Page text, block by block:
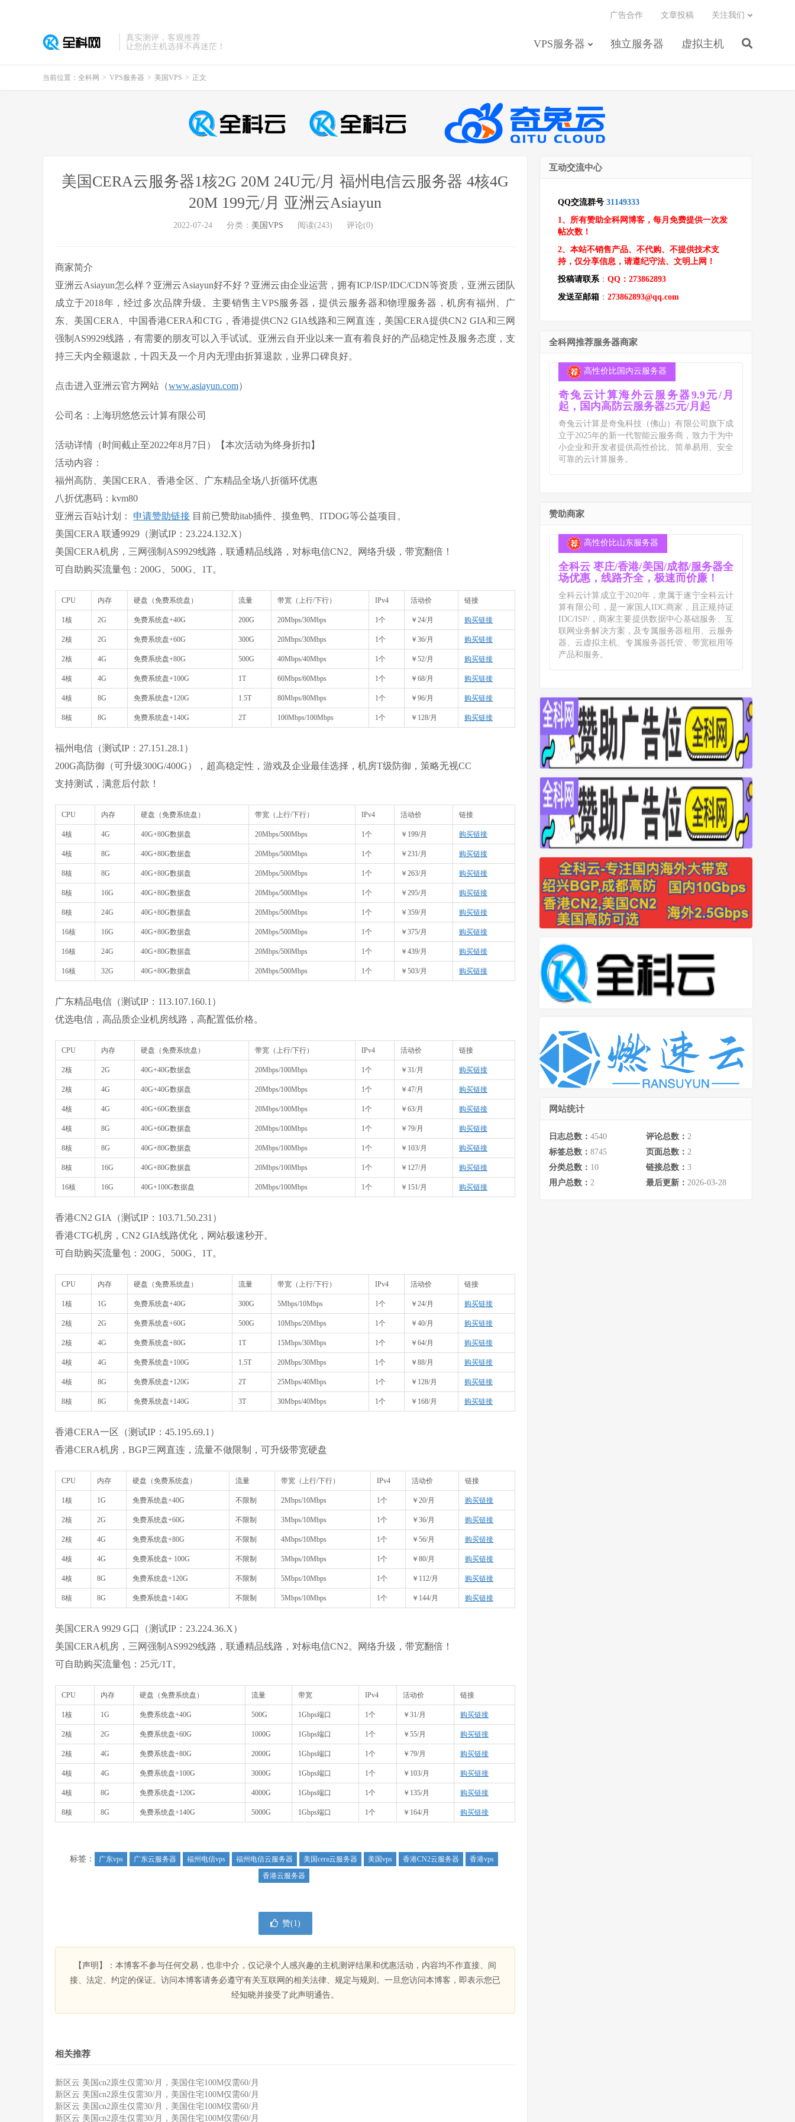
真实测评，客观推荐
让您的主机选择不再迷茫！
VPS服务器 独立服务器 虚拟主机
广告合作 文章投稿 关注我们
当前位置： 全科网 > VPS服务器 > 美国VPS > 正文
美国CERA云服务器1核2G 20M 24U元/月 福州电信云服务器 4核4G
20M 199元/月 亚洲云Asiayun
2022-07-24 分类： 美国VPS 阅读(243) 评论(0)
商家简介
亚洲云Asiayun怎么样？亚洲云Asiayun好不好？亚洲云由企业运营，拥有ICP/ISP/IDC/CDN等资质，亚洲云团队
成立于2018年，经过多次品牌升级。主要销售主VPS服务器，提供云服务器和物理服务器，机房有福州、广
东、美国CERA、中国香港CERA和CTG，香港提供CN2 GIA线路和三网直连，美国CERA提供CN2 GIA和三网
强制AS9929线路，有需要的朋友可以入手试试。亚洲云自开业以来一直有着良好的产品稳定性及服务态度，支
持三天内全额退款，十四天及一个月内无理由折算退款，业界口碑良好。
点击进入亚洲云官方网站 （www.asiayun.com）
公司名：上海玥悠悠云计算有限公司
活动详情（时间截止至2022年8月7日）【本次活动为终身折扣】
活动内容：
福州高防、美国CERA、香港全区、广东精品全场八折循环优惠
八折优惠码：kvm80
亚洲云百站计划： 申请赞助链接 目前已赞助itab插件、摸鱼鸭、ITDOG等公益项目。
美国CERA 联通9929（测试IP：23.224.132.X）
美国CERA机房，三网强制AS9929线路，联通精品线路，对标电信CN2。网络升级，带宽翻倍！
可自助购买流量包：200G、500G、1T。
CPU 内存 硬盘（免费系统盘） 流量 带宽（上行/下行） IPv4 活动价 链接
1核 2G 免费系统盘+40G 200G 20Mbps/30Mbps 1个 ￥24/月 购买链接
2核 2G 免费系统盘+60G 300G 20Mbps/30Mbps 1个 ￥36/月 购买链接
2核 4G 免费系统盘+80G 500G 40Mbps/40Mbps 1个 ￥52/月 购买链接
4核 4G 免费系统盘+100G 1T 60Mbps/60Mbps 1个 ￥68/月 购买链接
4核 8G 免费系统盘+120G 1.5T 80Mbps/80Mbps 1个 ￥96/月 购买链接
8核 8G 免费系统盘+140G 2T 100Mbps/100Mbps 1个 ￥128/月 购买链接
福州电信（测试IP：27.151.28.1）
200G高防御（可升级300G/400G），超高稳定性，游戏及企业最佳选择，机房T级防御，策略无视CC
支持测试，满意后付款！
CPU 内存 硬盘（免费系统盘） 带宽（上行/下行） IPv4 活动价 链接
4核 4G 40G+80G数据盘 20Mbps/500Mbps 1个 ￥199/月 购买链接
4核 8G 40G+80G数据盘 20Mbps/500Mbps 1个 ￥231/月 购买链接
8核 8G 40G+80G数据盘 20Mbps/500Mbps 1个 ￥263/月 购买链接
8核 16G 40G+80G数据盘 20Mbps/500Mbps 1个 ￥295/月 购买链接
8核 24G 40G+80G数据盘 20Mbps/500Mbps 1个 ￥359/月 购买链接
16核 16G 40G+80G数据盘 20Mbps/500Mbps 1个 ￥375/月 购买链接
16核 24G 40G+80G数据盘 20Mbps/500Mbps 1个 ￥439/月 购买链接
16核 32G 40G+80G数据盘 20Mbps/500Mbps 1个 ￥503/月 购买链接
广东精品电信（测试IP：113.107.160.1）
优选电信，高品质企业机房线路，高配置低价格。
CPU 内存 硬盘（免费系统盘） 带宽（上行/下行） IPv4 活动价 链接
2核 2G 40G+40G数据盘 20Mbps/100Mbps 1个 ￥31/月 购买链接
2核 4G 40G+40G数据盘 20Mbps/100Mbps 1个 ￥47/月 购买链接
4核 4G 40G+60G数据盘 20Mbps/100Mbps 1个 ￥63/月 购买链接
4核 8G 40G+60G数据盘 20Mbps/100Mbps 1个 ￥79/月 购买链接
8核 8G 40G+80G数据盘 20Mbps/100Mbps 1个 ￥103/月 购买链接
8核 16G 40G+80G数据盘 20Mbps/100Mbps 1个 ￥127/月 购买链接
16核 16G 40G+100G数据盘 20Mbps/100Mbps 1个 ￥151/月 购买链接
香港CN2 GIA（测试IP：103.71.50.231）
香港CTG机房，CN2 GIA线路优化，网站极速秒开。
可自助购买流量包：200G、500G、1T。
CPU 内存 硬盘（免费系统盘） 流量 带宽（上行/下行） IPv4 活动价 链接
1核 1G 免费系统盘+40G 300G 5Mbps/10Mbps 1个 ￥24/月 购买链接
2核 2G 免费系统盘+60G 500G 10Mbps/20Mbps 1个 ￥40/月 购买链接
2核 4G 免费系统盘+80G 1T 15Mbps/30Mbps 1个 ￥64/月 购买链接
4核 4G 免费系统盘+100G 1.5T 20Mbps/30Mbps 1个 ￥88/月 购买链接
4核 8G 免费系统盘+120G 2T 25Mbps/40Mbps 1个 ￥128/月 购买链接
8核 8G 免费系统盘+140G 3T 30Mbps/40Mbps 1个 ￥168/月 购买链接
香港CERA一区（测试IP：45.195.69.1）
香港CERA机房，BGP三网直连，流量不做限制，可升级带宽硬盘
CPU 内存 硬盘（免费系统盘） 流量 带宽（上行/下行） IPv4 活动价 链接
1核 1G 免费系统盘+40G 不限制 2Mbps/10Mbps 1个 ￥20/月 购买链接
2核 2G 免费系统盘+60G 不限制 3Mbps/10Mbps 1个 ￥36/月 购买链接
2核 4G 免费系统盘+80G 不限制 4Mbps/10Mbps 1个 ￥56/月 购买链接
4核 4G 免费系统盘+ 100G 不限制 5Mbps/10Mbps 1个 ￥80/月 购买链接
4核 8G 免费系统盘+120G 不限制 5Mbps/10Mbps 1个 ￥112/月 购买链接
8核 8G 免费系统盘+140G 不限制 5Mbps/10Mbps 1个 ￥144/月 购买链接
美国CERA 9929 G口（测试IP：23.224.36.X）
美国CERA机房，三网强制AS9929线路，联通精品线路，对标电信CN2。网络升级，带宽翻倍！
可自助购买流量包：25元/1T。
CPU 内存 硬盘（免费系统盘） 流量 带宽 IPv4 活动价 链接
1核 1G 免费系统盘+40G 500G 1Gbps端口 1个 ￥31/月 购买链接
2核 2G 免费系统盘+60G 1000G 1Gbps端口 1个 ￥55/月 购买链接
2核 4G 免费系统盘+80G 2000G 1Gbps端口 1个 ￥79/月 购买链接
4核 4G 免费系统盘+100G 3000G 1Gbps端口 1个 ￥103/月 购买链接
4核 8G 免费系统盘+120G 4000G 1Gbps端口 1个 ￥135/月 购买链接
8核 8G 免费系统盘+140G 5000G 1Gbps端口 1个 ￥164/月 购买链接
标签： 广东vps 广东云服务器 福州电信vps 福州电信云服务器 美国cera云服务器 美国vps 香港CN2云服务器
香港vps
香港云服务器
赞(1)
【声明】：本博客不参与任何交易，也非中介，仅记录个人感兴趣的主机测评结果和优惠活动，内容均不作直接、间
接、法定、约定的保证。访问本博客请务必遵守有关互联网的相关法律、规定与规则。一旦您访问本博客，即表示您已
经知晓并接受了此声明通告。
相关推荐
新区云 美国cn2原生仅需30/月，美国住宅100M仅需60/月
新区云 美国cn2原生仅需30/月，美国住宅100M仅需60/月
新区云 美国cn2原生仅需30/月，美国住宅100M仅需60/月
新区云 美国cn2原生仅需30/月，美国住宅100M仅需60/月
互动交流中心
QQ交流群号:31149333
1、所有赞助全科网博客，每月免费提供一次发
帖次数！
2、本站不销售产品、不代购、不提供技术支
持，仅分享信息，请遵纪守法、文明上网！
投稿请联系： QQ：273862893
发送至邮箱 ： 273862893@qq.com
全科网推荐服务器商家
高性价比国内云服务器
奇兔云计算海外云服务器9.9元/月
起，国内高防云服务器25元/月起
奇兔云计算是奇兔科技（佛山）有限公司旗下成
立于2025年的新一代智能云服务商，致力于为中
小企业和开发者提供高性价比、简单易用、安全
可靠的云计算服务。
赞助商家
高性价比山东服务器
全科云 枣庄/香港/美国/成都/服务器全
场优惠，线路齐全，极速而价廉！
全科云计算成立于2020年，隶属于遂宁全科云计
算有限公司，是一家国人IDC商家，且正规持证
IDC/ISP/，商家主要提供数据中心基础服务、互
联网业务解决方案，及专属服务器租用、云服务
器、云虚拟主机、专属服务器托管、带宽租用等
产品和服务。
网站统计
日志总数： 4540 评论总数： 2
标签总数： 8745 页面总数： 2
分类总数： 10 链接总数： 3
用户总数： 2 最后更新： 2026-03-28